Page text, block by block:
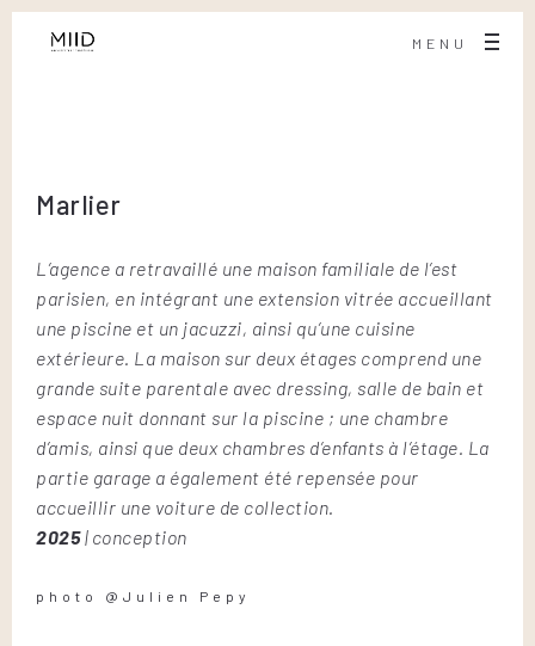
MENU
Marlier
L’agence a retravaillé une maison familiale de l’est
parisien, en intégrant une extension vitrée accueillant
une piscine et un jacuzzi, ainsi qu’une cuisine
extérieure. La maison sur deux étages comprend une
grande suite parentale avec dressing, salle de bain et
espace nuit donnant sur la piscine ; une chambre
d’amis, ainsi que deux chambres d’enfants à l’étage. La
partie garage a également été repensée pour
accueillir une voiture de collection.
2025| conception
photo @Julien Pepy